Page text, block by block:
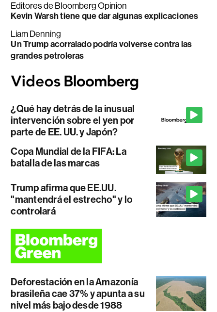
Editores de Bloomberg Opinion
Kevin Warsh tiene que dar algunas explicaciones
Liam Denning
Un Trump acorralado podría volverse contra las
grandes petroleras
¿Qué hay detrás de la inusual
intervención sobre el yen por
parte de EE. UU. y Japón?
Copa Mundial de la FIFA: La
batalla de las marcas
Trump afirma que EE.UU.
"mantendrá el estrecho" y lo
controlará
Deforestación en la Amazonía
brasileña cae 37% y apunta a su
nivel más bajo desde 1988